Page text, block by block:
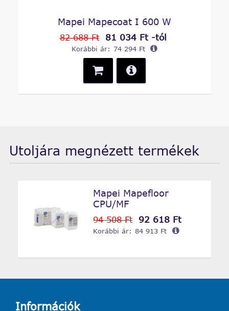
Mapei Mapecoat I 600 W
82 688 Ft 81 034 Ft -tól
Korábbi ár: 74 294 Ft
Utoljára megnézett termékek
Mapei Mapefloor
CPU/MF
94 508 Ft 92 618 Ft
Korábbi ár: 84 913 Ft
Információk